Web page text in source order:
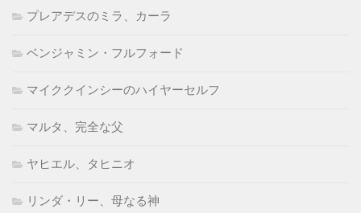
プレアデスのミラ、カーラ
ベンジャミン・フルフォード
マイククインシーのハイヤーセルフ
マルタ、完全な父
ヤヒエル、タヒニオ
リンダ・リー、母なる神